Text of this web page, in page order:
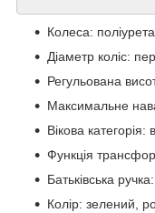
Колеса:
Діаметр коліс:
Регульована
Максимальне
Вікова категорія:
Функція
Батьківська
Колір: зелений,